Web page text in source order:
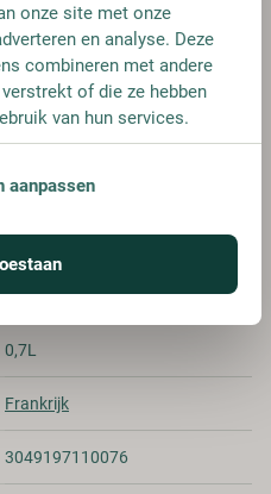
40.00%
0,7L
Frankrijk
3049197110076
onze site met onze
en analyse. Deze
combineren met andere
of die ze hebben
van hun services.
aanpassen